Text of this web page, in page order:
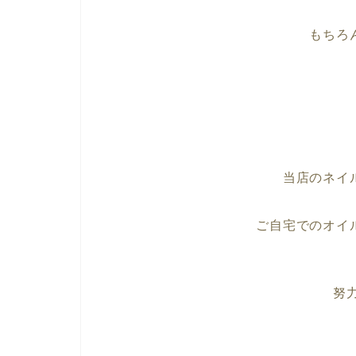
もちろ
当店のネイ
ご自宅でのオイ
努